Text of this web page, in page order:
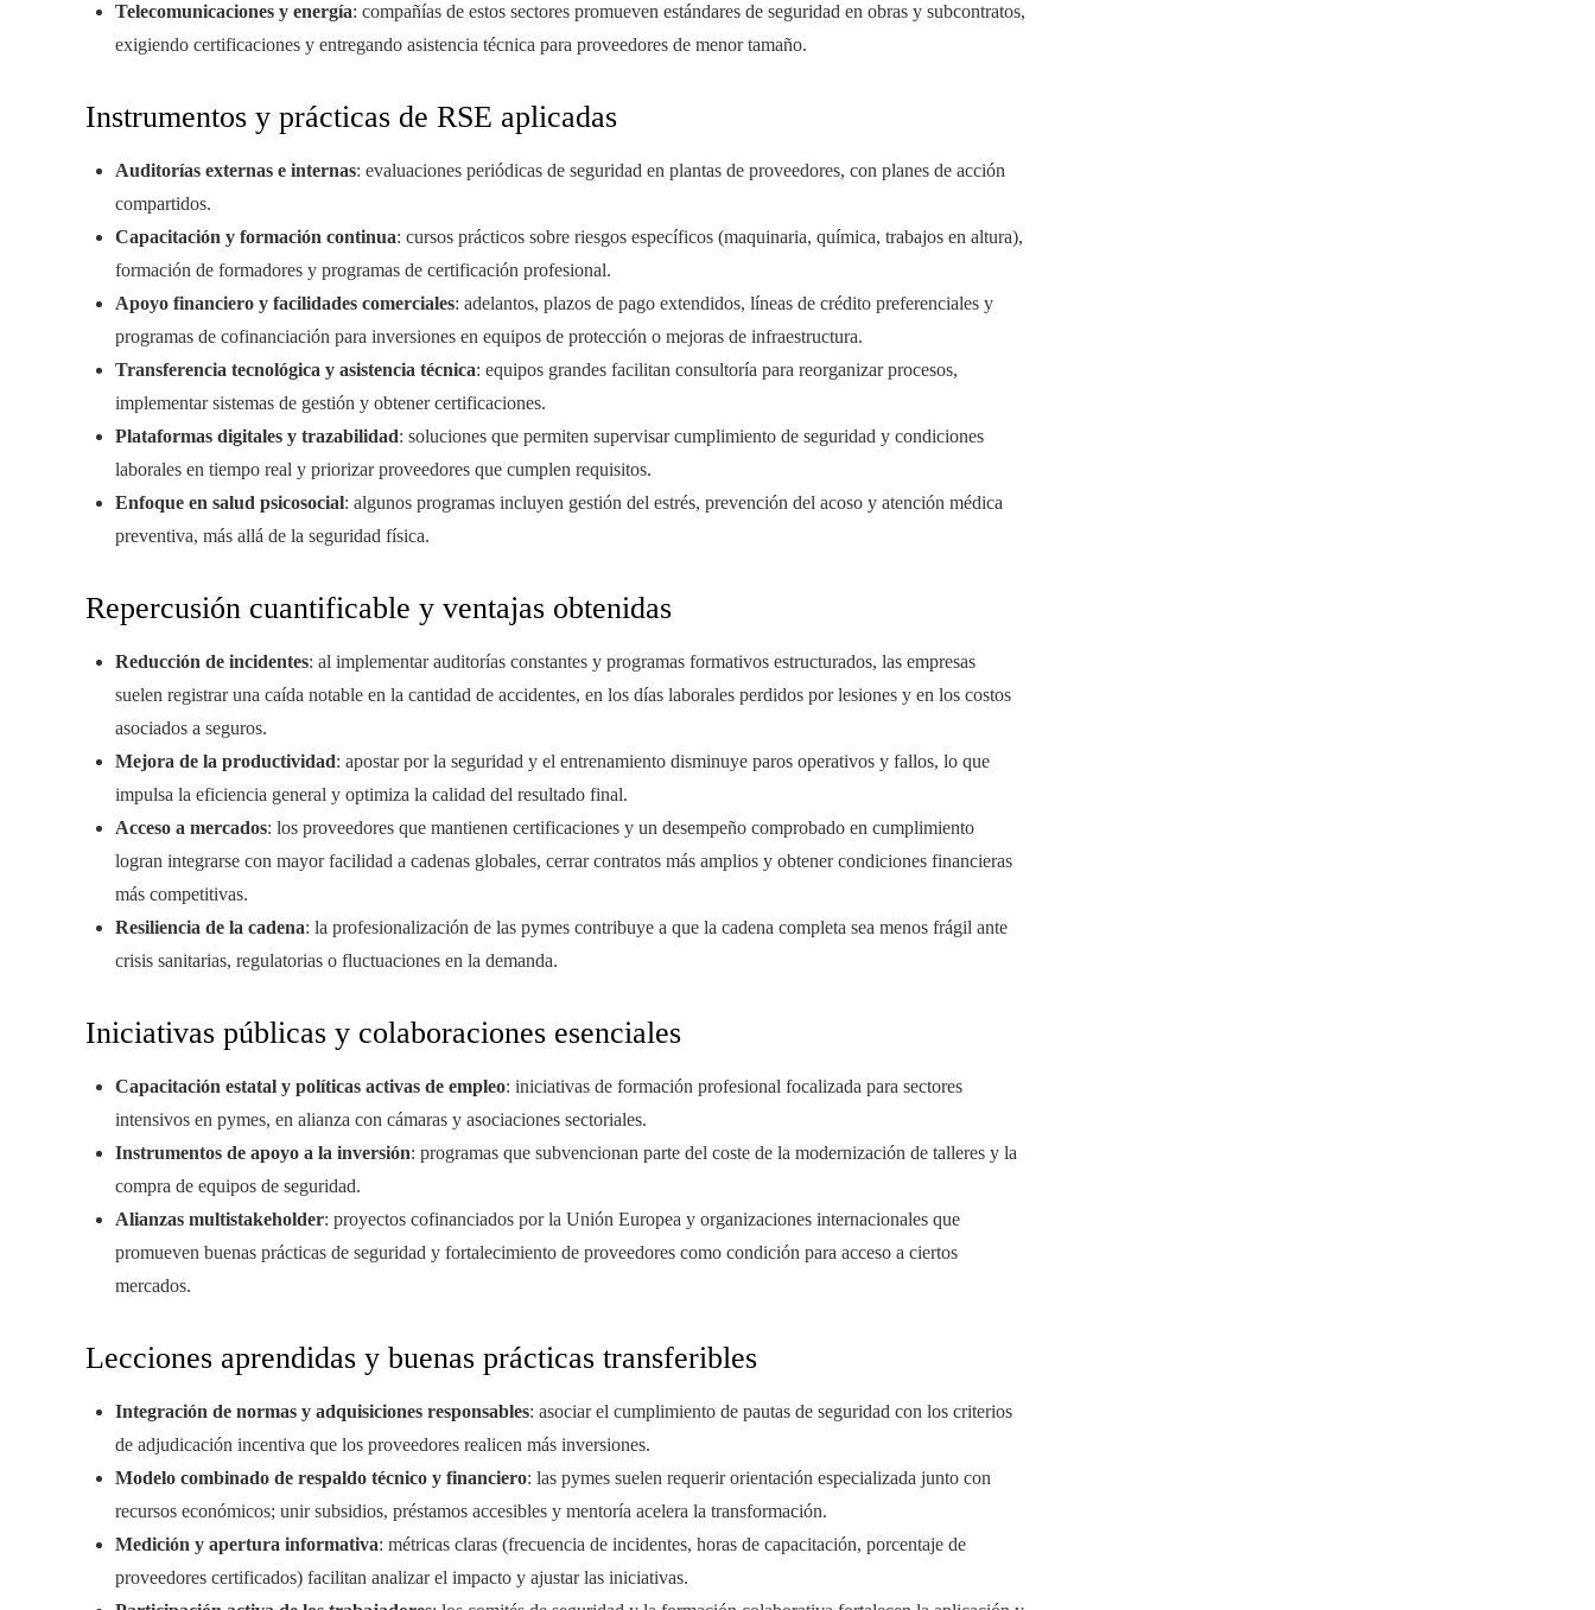
Telecomunicaciones y energía: compañías de estos sectores promueven estándares de seguridad en obras y subcontratos,
exigiendo certificaciones y entregando asistencia técnica para proveedores de menor tamaño.
Instrumentos y prácticas de RSE aplicadas
Auditorías externas e internas: evaluaciones periódicas de seguridad en plantas de proveedores, con planes de acción
compartidos.
Capacitación y formación continua: cursos prácticos sobre riesgos específicos (maquinaria, química, trabajos en altura),
formación de formadores y programas de certificación profesional.
Apoyo financiero y facilidades comerciales: adelantos, plazos de pago extendidos, líneas de crédito preferenciales y
programas de cofinanciación para inversiones en equipos de protección o mejoras de infraestructura.
Transferencia tecnológica y asistencia técnica: equipos grandes facilitan consultoría para reorganizar procesos,
implementar sistemas de gestión y obtener certificaciones.
Plataformas digitales y trazabilidad: soluciones que permiten supervisar cumplimiento de seguridad y condiciones
laborales en tiempo real y priorizar proveedores que cumplen requisitos.
Enfoque en salud psicosocial: algunos programas incluyen gestión del estrés, prevención del acoso y atención médica
preventiva, más allá de la seguridad física.
Repercusión cuantificable y ventajas obtenidas
Reducción de incidentes: al implementar auditorías constantes y programas formativos estructurados, las empresas
suelen registrar una caída notable en la cantidad de accidentes, en los días laborales perdidos por lesiones y en los costos
asociados a seguros.
Mejora de la productividad: apostar por la seguridad y el entrenamiento disminuye paros operativos y fallos, lo que
impulsa la eficiencia general y optimiza la calidad del resultado final.
Acceso a mercados: los proveedores que mantienen certificaciones y un desempeño comprobado en cumplimiento
logran integrarse con mayor facilidad a cadenas globales, cerrar contratos más amplios y obtener condiciones financieras
más competitivas.
Resiliencia de la cadena: la profesionalización de las pymes contribuye a que la cadena completa sea menos frágil ante
crisis sanitarias, regulatorias o fluctuaciones en la demanda.
Iniciativas públicas y colaboraciones esenciales
Capacitación estatal y políticas activas de empleo: iniciativas de formación profesional focalizada para sectores
intensivos en pymes, en alianza con cámaras y asociaciones sectoriales.
Instrumentos de apoyo a la inversión: programas que subvencionan parte del coste de la modernización de talleres y la
compra de equipos de seguridad.
Alianzas multistakeholder: proyectos cofinanciados por la Unión Europea y organizaciones internacionales que
promueven buenas prácticas de seguridad y fortalecimiento de proveedores como condición para acceso a ciertos
mercados.
Lecciones aprendidas y buenas prácticas transferibles
Integración de normas y adquisiciones responsables: asociar el cumplimiento de pautas de seguridad con los criterios
de adjudicación incentiva que los proveedores realicen más inversiones.
Modelo combinado de respaldo técnico y financiero: las pymes suelen requerir orientación especializada junto con
recursos económicos; unir subsidios, préstamos accesibles y mentoría acelera la transformación.
Medición y apertura informativa: métricas claras (frecuencia de incidentes, horas de capacitación, porcentaje de
proveedores certificados) facilitan analizar el impacto y ajustar las iniciativas.